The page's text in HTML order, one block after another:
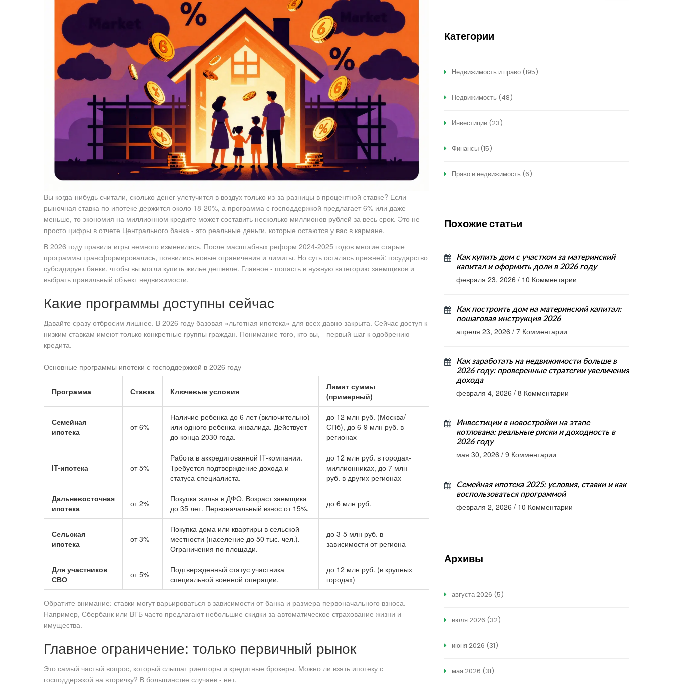
Вы когда-нибудь считали, сколько денег улетучится в воздух только из-за разницы в процентной ставке? Если
рыночная ставка по ипотеке держится около 18-20%, а программа с господдержкой предлагает 6% или даже
меньше, то экономия на миллионном кредите может составить несколько миллионов рублей за весь срок. Это не
просто цифры в отчете Центрального банка - это реальные деньги, которые остаются у вас в кармане.
В 2026 году правила игры немного изменились. После масштабных реформ 2024-2025 годов многие старые
программы трансформировались, появились новые ограничения и лимиты. Но суть осталась прежней: государство
субсидирует банки, чтобы вы могли купить жилье дешевле. Главное - попасть в нужную категорию заемщиков и
выбрать правильный объект недвижимости.
Какие программы доступны сейчас
Давайте сразу отбросим лишнее. В 2026 году базовая «льготная ипотека» для всех давно закрыта. Сейчас доступ к
низким ставкам имеют только конкретные группы граждан. Понимание того, кто вы, - первый шаг к одобрению
кредита.
Основные программы ипотеки с господдержкой в 2026 году
Программа Ставка Ключевые условия
Лимит суммы
(примерный)
Семейная
ипотека
от 6%
Наличие ребенка до 6 лет (включительно)
или одного ребенка-инвалида. Действует
до конца 2030 года.
до 12 млн руб. (Москва/
СПб), до 6-9 млн руб. в
регионах
IT-ипотека от 5%
Работа в аккредитованной IT-компании.
Требуется подтверждение дохода и
статуса специалиста.
до 12 млн руб. в городах-
миллионниках, до 7 млн
руб. в других регионах
Дальневосточная
ипотека
от 2%
Покупка жилья в ДФО. Возраст заемщика
до 35 лет. Первоначальный взнос от 15%.
до 6 млн руб.
Сельская
ипотека
от 3%
Покупка дома или квартиры в сельской
местности (население до 50 тыс. чел.).
Ограничения по площади.
до 3-5 млн руб. в
зависимости от региона
Для участников
СВО
от 5%
Подтвержденный статус участника
специальной военной операции.
до 12 млн руб. (в крупных
городах)
Обратите внимание: ставки могут варьироваться в зависимости от банка и размера первоначального взноса.
Например, Сбербанк или ВТБ часто предлагают небольшие скидки за автоматическое страхование жизни и
имущества.
Главное ограничение: только первичный рынок
Это самый частый вопрос, который слышат риелторы и кредитные брокеры. Можно ли взять ипотеку с
господдержкой на вторичку? В большинстве случаев - нет.
Категории
Недвижимость и право (195)
Недвижимость (48)
Инвестиции (23)
Финансы (15)
Право и недвижимость (6)
Похожие статьи
Как купить дом с участком за материнский
капитал и оформить доли в 2026 году
февраля 23, 2026 / 10 Комментарии
Как построить дом на материнский капитал:
пошаговая инструкция 2026
апреля 23, 2026 / 7 Комментарии
Как заработать на недвижимости больше в
2026 году: проверенные стратегии увеличения
дохода
февраля 4, 2026 / 8 Комментарии
Инвестиции в новостройки на этапе
котлована: реальные риски и доходность в
2026 году
мая 30, 2026 / 9 Комментарии
Семейная ипотека 2025: условия, ставки и как
воспользоваться программой
февраля 2, 2026 / 10 Комментарии
Архивы
августа 2026 (5)
июля 2026 (32)
июня 2026 (31)
мая 2026 (31)